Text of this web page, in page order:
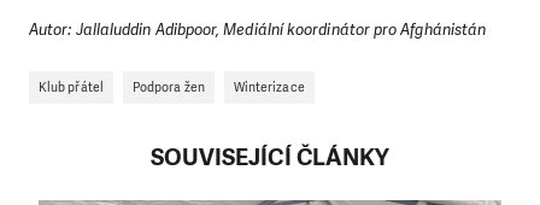
Autor: Jallaluddin Adibpoor, Mediální koordinátor pro Afghánistán
Klub přátel Podpora žen Winterizace
SOUVISEJÍCÍ ČLÁNKY